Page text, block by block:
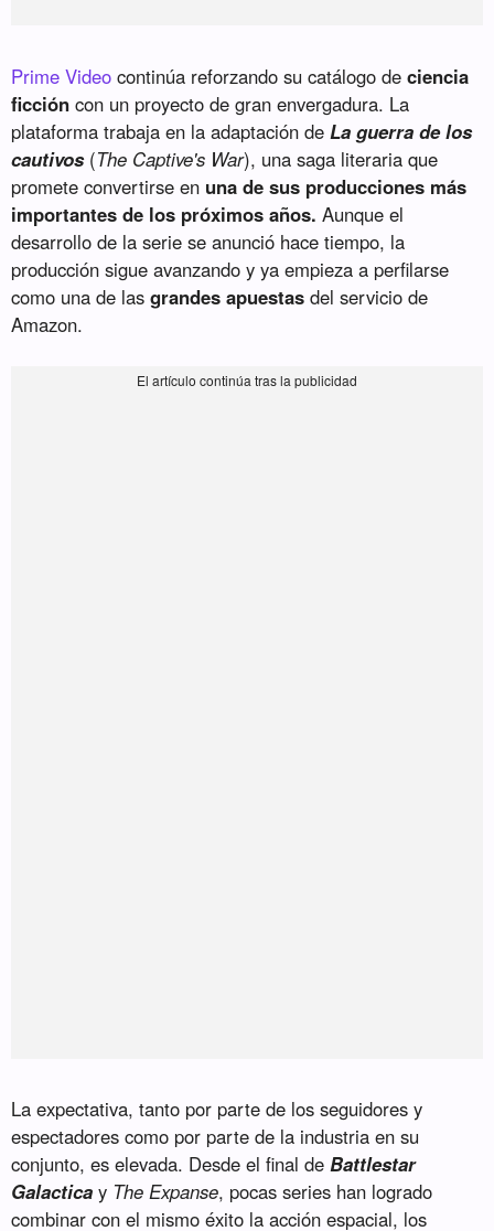
Prime Video continúa reforzando su catálogo deciencia
ficción con un proyecto de gran envergadura. La
plataforma trabaja en la adaptación de La guerra de los
cautivos(The Captive's War), una saga literaria que
promete convertirse en una de sus producciones más
importantes de los próximos años. Aunque el
desarrollo de la serie se anunció hace tiempo, la
producción sigue avanzando y ya empieza a perfilarse
como una de lasgrandes apuestas del servicio de
Amazon.
La expectativa, tanto por parte de los seguidores y
espectadores como por parte de la industria en su
conjunto, es elevada. Desde el final deBattlestar
Galactica y The Expanse, pocas series han logrado
combinar con el mismo éxito la acción espacial, los